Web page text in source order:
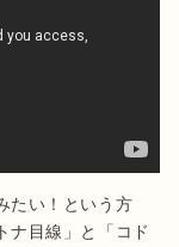
たい！という方
ナ目線」と「コド